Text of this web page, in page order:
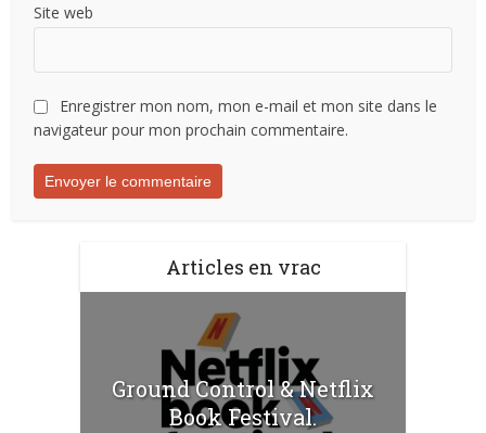
Site web
Enregistrer mon nom, mon e-mail et mon site dans le
navigateur pour mon prochain commentaire.
Articles en vrac
Ground Control & Netflix
Book Festival.